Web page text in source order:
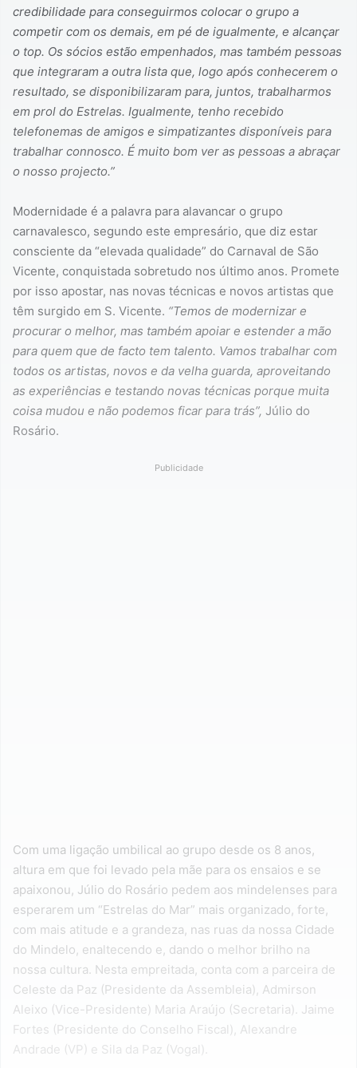
credibilidade para conseguirmos colocar o grupo a
competir com os demais, em pé de igualmente, e alcançar
o top. Os sócios estão empenhados, mas também pessoas
que integraram a outra lista que, logo após conhecerem o
resultado, se disponibilizaram para, juntos, trabalharmos
em prol do Estrelas. Igualmente, tenho recebido
telefonemas de amigos e simpatizantes disponíveis para
trabalhar connosco. É muito bom ver as pessoas a abraçar
o nosso projecto.”
Modernidade é a palavra para alavancar o grupo
carnavalesco, segundo este empresário, que diz estar
consciente da “elevada qualidade” do Carnaval de São
Vicente, conquistada sobretudo nos último anos. Promete
por isso apostar, nas novas técnicas e novos artistas que
têm surgido em S. Vicente. “Temos de modernizar e
procurar o melhor, mas também apoiar e estender a mão
para quem que de facto tem talento. Vamos trabalhar com
todos os artistas, novos e da velha guarda, aproveitando
as experiências e testando novas técnicas porque muita
coisa mudou e não podemos ficar para trás”, Júlio do
Rosário.
Publicidade
Com uma ligação umbilical ao grupo desde os 8 anos,
altura em que foi levado pela mãe para os ensaios e se
apaixonou, Júlio do Rosário pedem aos mindelenses para
esperarem um “Estrelas do Mar” mais organizado, forte,
com mais atitude e a grandeza, nas ruas da nossa Cidade
do Mindelo, enaltecendo e, dando o melhor brilho na
nossa cultura. Nesta empreitada, conta com a parceira de
Celeste da Paz (Presidente da Assembleia), Admirson
Aleixo (Vice-Presidente) Maria Araújo (Secretaria). Jaime
Fortes (Presidente do Conselho Fiscal), Alexandre
Andrade (VP) e Sila da Paz (Vogal).